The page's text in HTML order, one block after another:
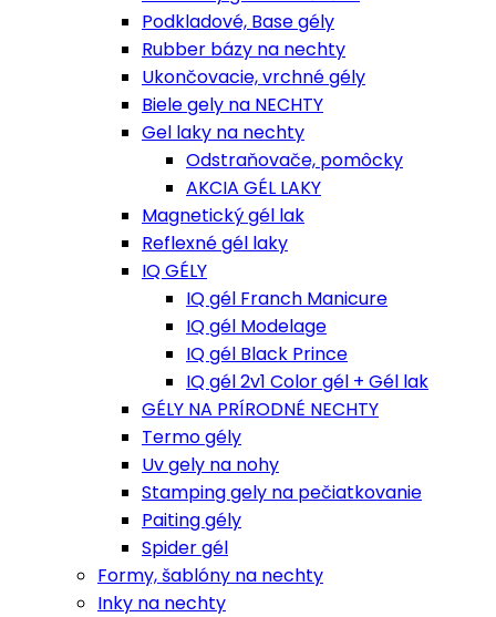
Podkladové, Base gély
Rubber bázy na nechty
Ukončovacie, vrchné gély
Biele gely na NECHTY
Gel laky na nechty
Odstraňovače, pomôcky
AKCIA GÉL LAKY
Magnetický gél lak
Reflexné gél laky
IQ GÉLY
IQ gél Franch Manicure
IQ gél Modelage
IQ gél Black Prince
IQ gél 2v1 Color gél + Gél lak
GÉLY NA PRÍRODNÉ NECHTY
Termo gély
Uv gely na nohy
Stamping gely na pečiatkovanie
Paiting gély
Spider gél
Formy, šablóny na nechty
Inky na nechty